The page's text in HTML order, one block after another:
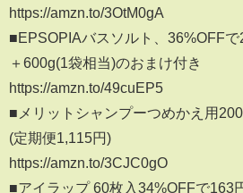
https://amzn.to/3OtM0gA
■EPSOPIAバスソルト、36%OFF
＋600g(1袋相当)のおまけ付き
https://amzn.to/49cuEP5
■メリットシャンプーつめかえ用
(定期便1,115円)
https://amzn.to/3CJC0gO
■アイラップ 60枚入34%OFFで163